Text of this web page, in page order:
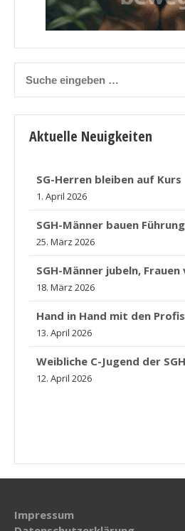
Aktuelle Neuigkeiten
SG-Herren bleiben auf Kurs
1. April 2026
SGH-Männer bauen
25. März 2026
SGH-Männer jubeln,
18. März 2026
Hand in Hand mit den Profis
13. April 2026
Weibliche C-Jugend der
12. April 2026
Impressum